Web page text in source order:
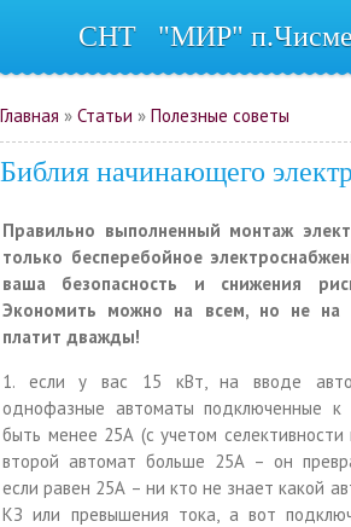
СНТ "МИР"
Главная » Статьи » Полезные советы
Библия начинающего
Правильно выполненный монтаж
только бесперебойное
ваша безопасность и снижения
Экономить можно на всем, но не на
платит дважды!
1. если у вас 15 кВт, на вводе
однофазные автоматы подключенные
быть менее 25А (с учетом селективности
второй автомат больше 25А – он
если равен 25А – ни кто не знает какой
КЗ или превышения тока, а вот